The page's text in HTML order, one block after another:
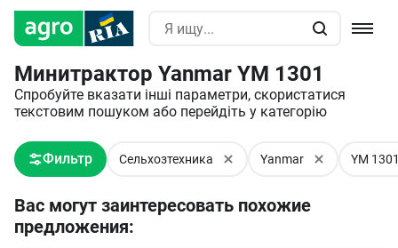
Минитрактор Yanmar YM 1301
Спробуйте вказати інші параметри, скористатися
текстовим пошуком або перейдіть у категорію
Фильтр Сельхозтехника Yanmar YM
Вас могут заинтересовать похожие
предложения: